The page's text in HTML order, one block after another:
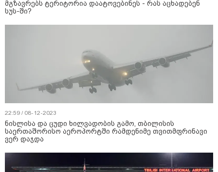
მგზავრებს ტერიტორია დაატოვებინეს - რას აცხადებენ
სუს-ში?
22:59 / 08-12-2023
ნისლისა და ცუდი ხილვადობის გამო, თბილისის
საერთაშორისო აეროპორტში რამდენიმე თვითმფრინავი
ვერ დაჯდა